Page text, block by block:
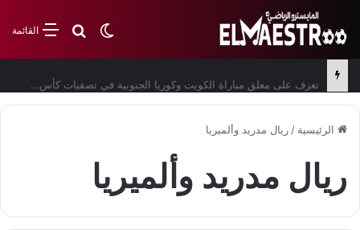
القائمةبحث عن
الوضع المظلم
الرئيسية / ريال مدريد وألميريا
ريال مدريد وألميريا